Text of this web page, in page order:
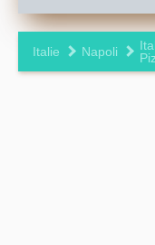
Italie Napoli